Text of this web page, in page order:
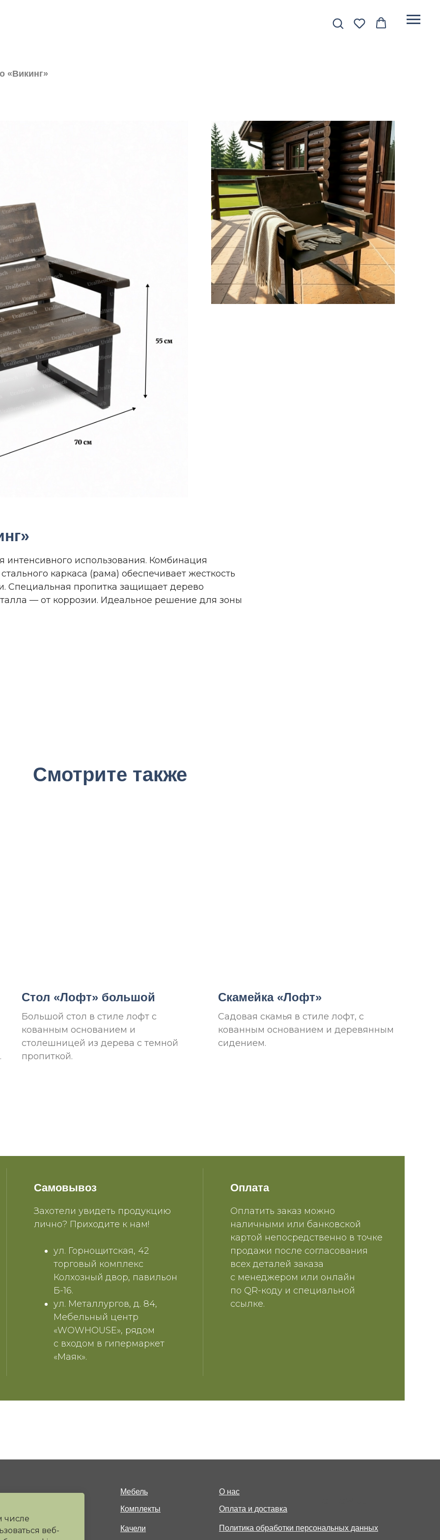
«Викинг»
интенсивного использования. Комбинация
каркаса (рама) обеспечивает жесткость
Специальная пропитка защищает дерево
— от коррозии. Идеальное решение для зоны
Смотрите также
Стол «Лофт» большой
Большой стол в стиле лофт с
кованным основанием и
столешницей из дерева с темной
пропиткой.
Cкамейка «Лофт»
Садовая скамья в стиле лофт, с
кованным основанием и деревянным
сидением.
Самовывоз
Захотели увидеть продукцию
лично? Приходите к нам!
ул. Горнощитская, 42
торговый комплекс
Колхозный двор, павильон
Б-16.
ул. Металлургов, д. 84,
Мебельный центр
«WOWHOUSE», рядом
с входом в гипермаркет
«Маяк».
Оплата
Оплатить заказ можно
наличными или банковской
картой непосредственно в точке
продажи после согласования
всех деталей заказа
с менеджером или онлайн
по QR-коду и специальной
ссылке.
числе
веб-
Мебель
Комплекты
Качели
О нас
Оплата и доставка
Политика обработки персональных данных